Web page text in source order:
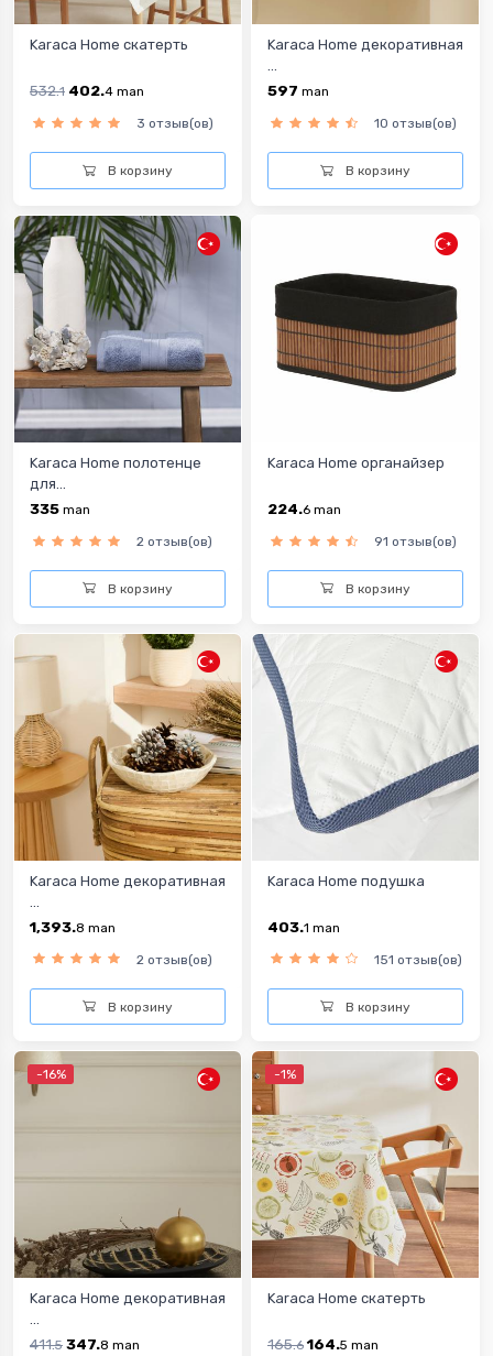
Karaca Home скатерть
532.1 402.4 man
3 отзыв(ов)
В корзину
Karaca Home декоративная
...
597 man
10 отзыв(ов)
В корзину
Karaca Home полотенце
для...
335 man
2 отзыв(ов)
В корзину
Karaca Home органайзер
224.6 man
91 отзыв(ов)
В корзину
Karaca Home декоративная
1,393.8 man
2 отзыв(ов)
В корзину
Karaca Home подушка
403.1 man
151 отзыв(ов)
В корзину
-16%
Karaca Home декоративная
...
411.5 347.8 man
-1%
Karaca Home скатерть
165.6 164.5 man